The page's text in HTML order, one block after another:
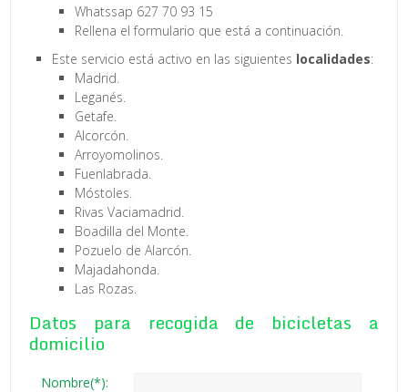
Whatssap 627 70 93 15
Rellena el formulario que está a continuación.
Este servicio está activo en las siguientes localidades:
Madrid.
Leganés.
Getafe.
Alcorcón.
Arroyomolinos.
Fuenlabrada.
Móstoles.
Rivas Vaciamadrid.
Boadilla del Monte.
Pozuelo de Alarcón.
Majadahonda.
Las Rozas.
Datos para recogida de bicicletas a
domicilio
Nombre(*):